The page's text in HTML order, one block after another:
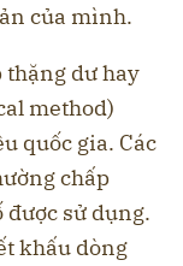
của mình.
thặng dư hay
method)
quốc gia. Các
chấp
sử dụng.
khấu dòng